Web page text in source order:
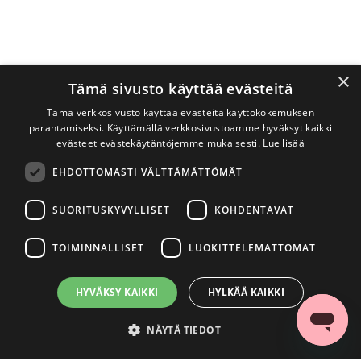
×
Tämä sivusto käyttää evästeitä
Tämä verkkosivusto käyttää evästeitä käyttökokemuksen
parantamiseksi. Käyttämällä verkkosivustoamme hyväksyt kaikki
evästeet evästekäytäntöjemme mukaisesti. Lue lisää
EHDOTTOMASTI VÄLTTÄMÄTTÖMÄT
SUORITUSKYVYLLISET KOHDENTAVAT
TOIMINNALLISET LUOKITTELEMATTOMAT
HYVÄKSY KAIKKI HYLKÄÄ KAIKKI
NÄYTÄ TIEDOT